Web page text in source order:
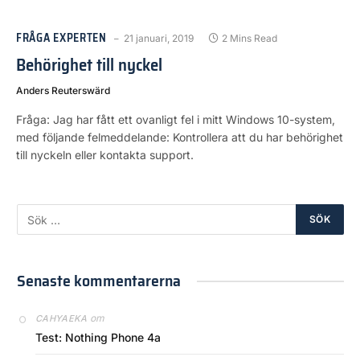
FRÅGA EXPERTEN 21 januari, 2019 2 Mins Read
Behörighet till nyckel
Anders Reuterswärd
Fråga: Jag har fått ett ovanligt fel i mitt Windows 10-system,
med följande felmeddelande: Kontrollera att du har behörighet
till nyckeln eller kontakta support.
Senaste kommentarerna
CAHYAEKA om
Test: Nothing Phone 4a